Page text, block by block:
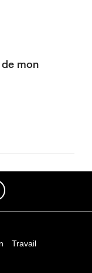
mon
Travail